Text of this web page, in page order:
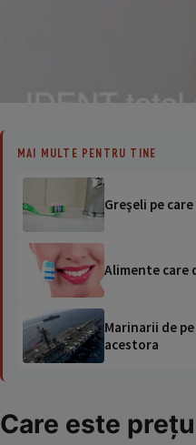
MAI MULTE PENTRU TINE
Greşeli pe
Alimente care
Marinarii de
acestora
Care este